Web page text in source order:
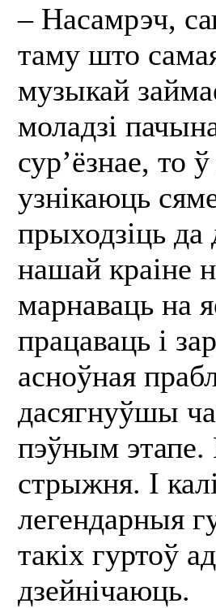
– Насамрэч,
таму што
музыкай
моладзі
сур’ёзнае, то
узнікаюць
прыходзіць
нашай краіне
марнаваць на
працаваць і
асноўная
дасягнуўшы
пэўным этапе.
стрыжня. І
легендарныя
такіх гуртоў
дзейнічаюць.